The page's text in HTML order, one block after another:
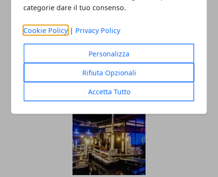
categorie dare il tuo consenso.
Cookie Policy | Privacy Policy
Personalizza
Rifiuta Opzionali
Accetta Tutto
ARTICOLI CORRELATI